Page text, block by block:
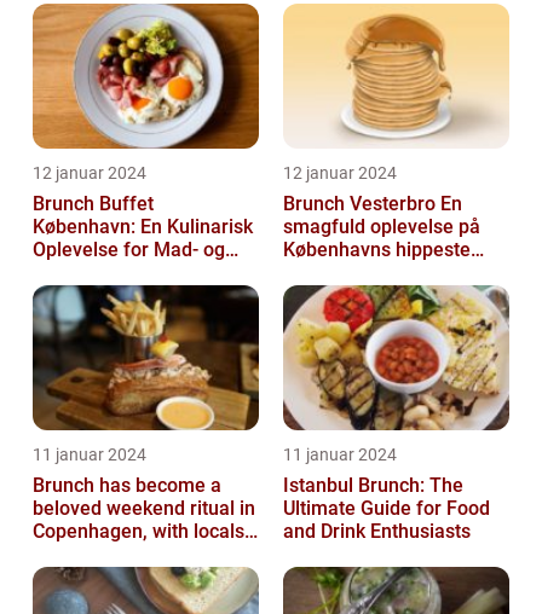
12 januar 2024
Brunch Buffet
København: En Kulinarisk
Oplevelse for Mad- og
12 januar 2024
Brunch Vesterbro En
smagfuld oplevelse på
Københavns hippeste
11 januar 2024
Brunch has become a
beloved weekend ritual in
Copenhagen, with locals
to...
11 januar 2024
Istanbul Brunch: The
Ultimate Guide for Food
and Drink Enthusiasts